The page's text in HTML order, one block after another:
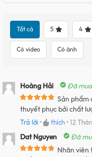
Tất cả 5 4
Có video Có ảnh
Hoàng Hải
Đã
Sản phẩm
thuyết phục bởi chất
Trả lời • thích •12
Dat Nguyen
Đã
Nhân viên